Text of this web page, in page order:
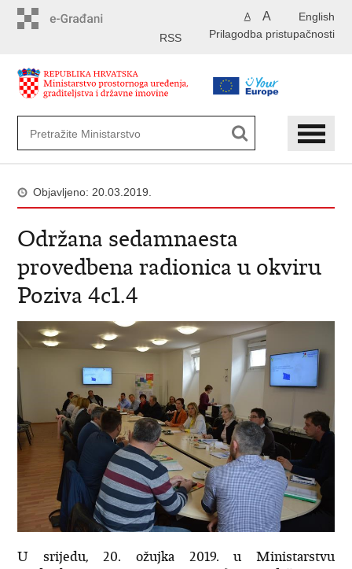
English
A A
Prilagodba pristupačnosti
RSS
Objavljeno: 20.03.2019.
Održana sedamnaesta
provedbena radionica u okviru
Poziva 4c1.4
U srijedu, 20. ožujka 2019. u Ministarstvu